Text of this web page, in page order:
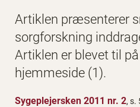
Artiklen præsenterer
sorgforskning
Artiklen er blevet til
hjemmeside (1).
Sygeplejersken 2011 nr. 2, s.